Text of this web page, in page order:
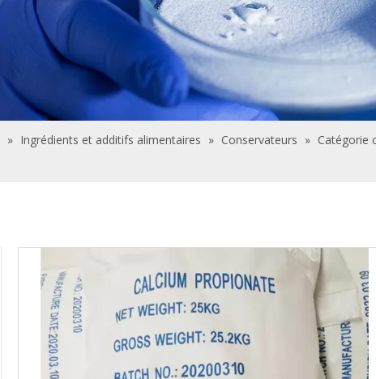
» Ingrédients et additifs alimentaires » Conservateurs » Catégorie